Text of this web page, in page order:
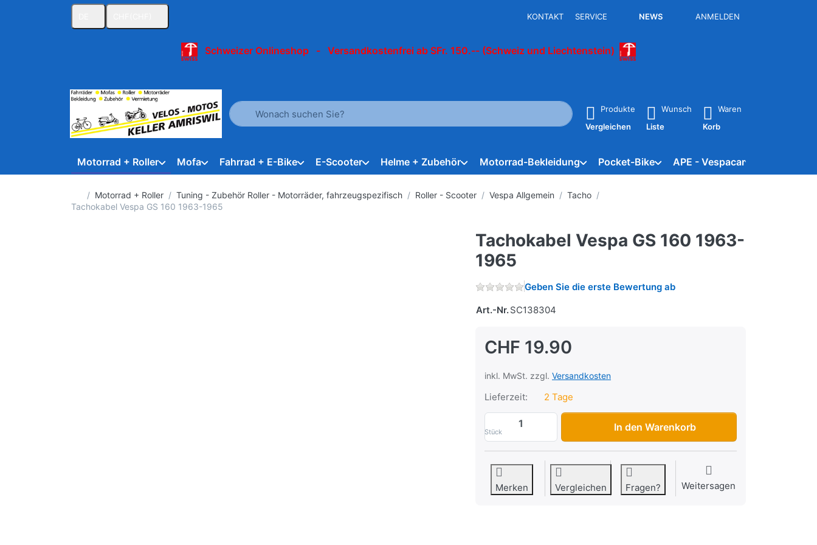
KONTAKT SERVICE NEWS ANMELDEN
Schweizer Onlineshop - Versandkostenfrei ab SFr. 150.-- (Schweiz und Liechtenstein)
Geben Sie einen Suchbegriff ein. Während Sie tippen, erscheinen automatisch erste Ergebnisse. Drücken Sie die Eingabetaste, um alle
Produkte
Vergleichen
Wunsch
Liste
Waren
Korb
Motorrad + Roller Mofa Fahrrad + E-Bike E-Scooter Helme + Zubehör Motorrad-Bekleidung Pocket-Bike APE - Vespacar
Startseite
Motorrad + Roller Tuning - Zubehör Roller - Motorräder, fahrzeugspezifisch Roller - Scooter Vespa Allgemein
Tacho
Tachokabel Vespa GS 160 1963-1965
Tachokabel Vespa GS 160 1963-
1965
Geben Sie die erste Bewertung ab
Art.-Nr.SC138304
CHF 19.90
inkl. MwSt. zzgl. Versandkosten
Lieferzeit: 2 Tage
Stück
Tachokabel Vespa GS 160 1963-1965 zu CHF 19.90, Menge
In den Warenkorb
Merken Vergleichen Fragen? Weitersagen